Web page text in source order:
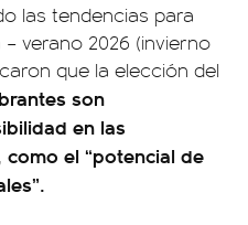
las tendencias para
verano 2026 (invierno
que la elección del
son
en las
el “potencial de